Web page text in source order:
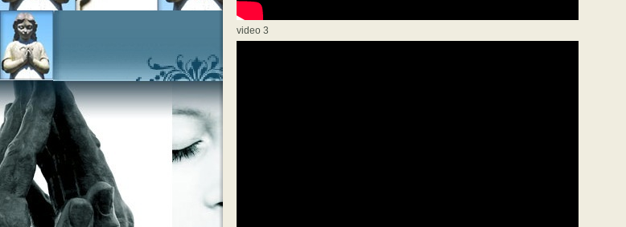
video 3